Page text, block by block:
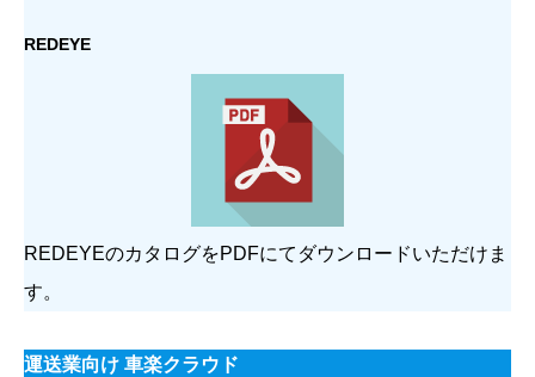
REDEYE
REDEYEのカタログをPDFにてダウンロードいただけま
す。
運送業向け 車楽クラウド